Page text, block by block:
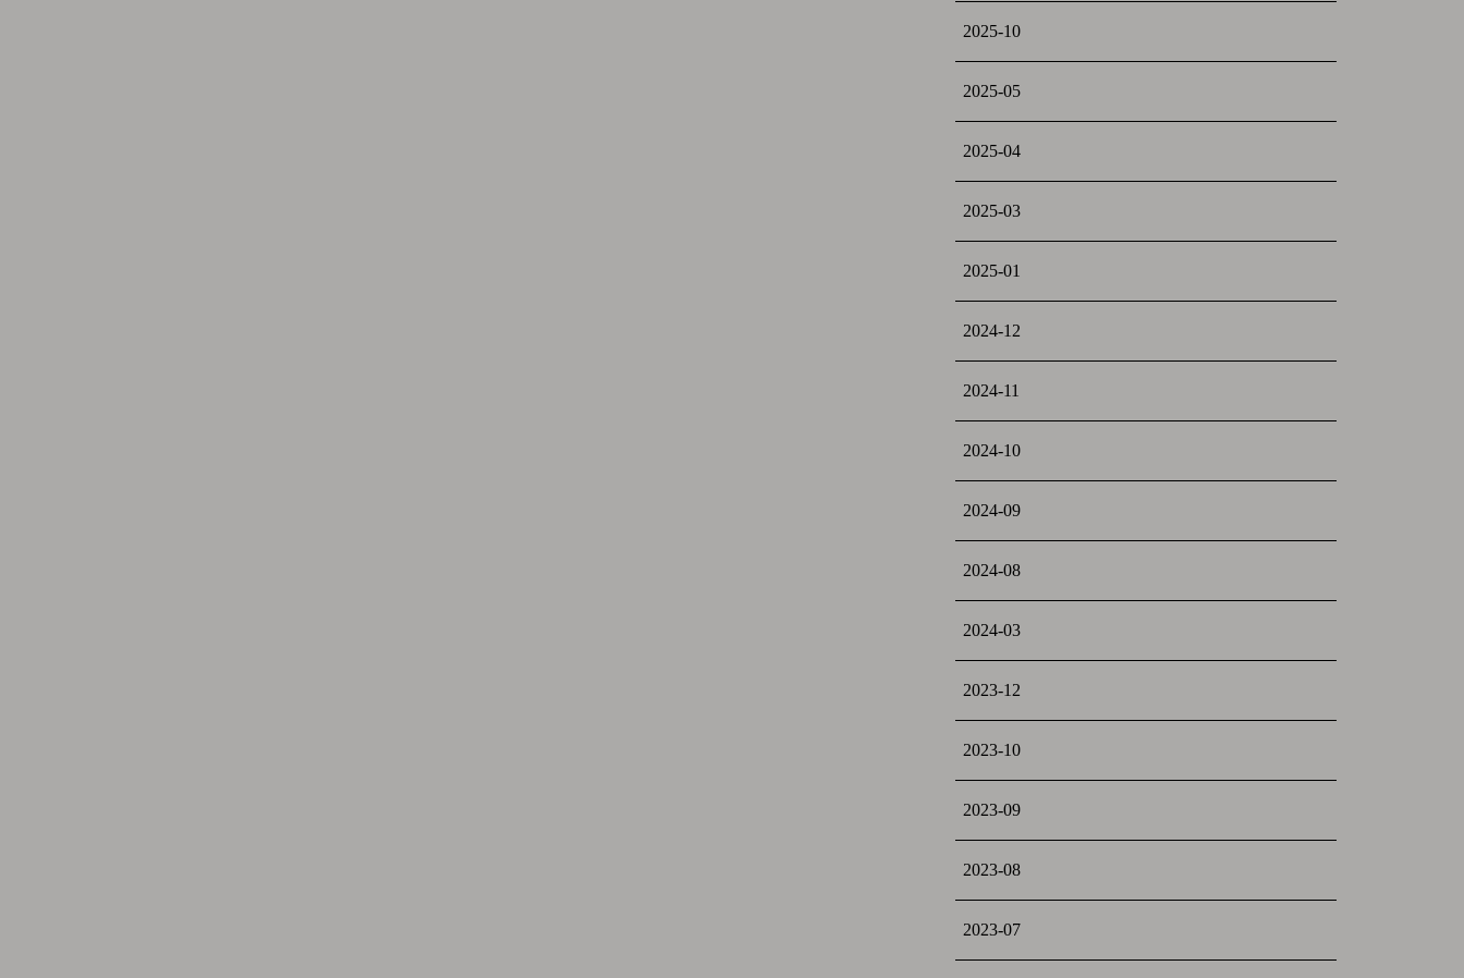
2025-10
2025-05
2025-04
2025-03
2025-01
2024-12
2024-11
2024-10
2024-09
2024-08
2024-03
2023-12
2023-10
2023-09
2023-08
2023-07